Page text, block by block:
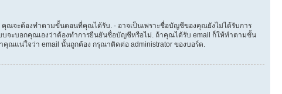
ณจะต้องทำตามขั้นตอนที่คุณได้รับ. - อาจเป็นเพราะชื่อบัญชีของคุณยังไม่ได้รับการ
จะบอกคุณเองว่าต้องทำการยืนยันชื่อบัญชีหรือไม่. ถ้าคุณได้รับ email ก็ให้ทำตามขั้น
ณแน่ใจว่า email นั้นถูกต้อง กรุณาติดต่อ administrator ของบอร์ด.